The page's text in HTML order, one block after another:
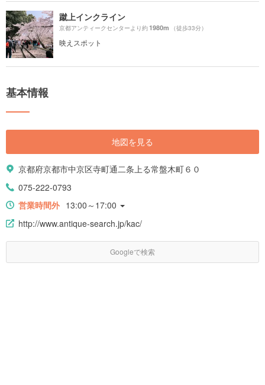
蹴上インクライン
京都アンティークセンターより約1980m （徒歩33分）
映えスポット
基本情報
地図を見る
京都府京都市中京区寺町通二条上る常盤木町６０
075-222-0793
営業時間外 13:00～17:00
http://www.antique-search.jp/kac/
Googleで検索